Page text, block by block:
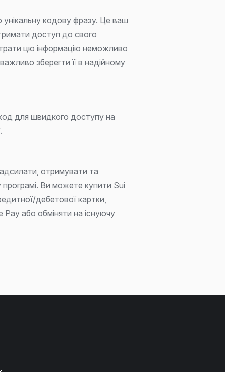
кодову фразу. Це ваш
доступ до свого
цю інформацію неможливо
зберегти її в надійному
для швидкого доступу на
отримувати та
Ви можете купити Sui
дебетової картки,
Pay або обміняти на існуючу